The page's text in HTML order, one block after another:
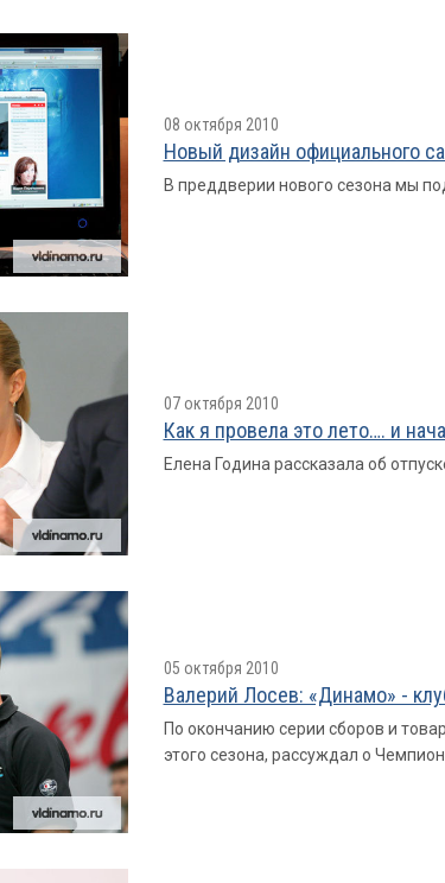
08 октября 2010
Новый дизайн официального
В преддверии нового сезона мы
07 октября 2010
Как я провелa это лето…. и
Елена Година рассказала об
05 октября 2010
Валерий Лосев: «Динамо» -
По окончанию серии сборов и
этого сезона, рассуждал о